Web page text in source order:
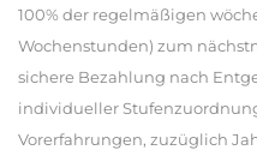
100% der regelmäßigen
Wochenstunden) zum
sichere Bezahlung nach
individueller
Vorerfahrungen, zuzüglich